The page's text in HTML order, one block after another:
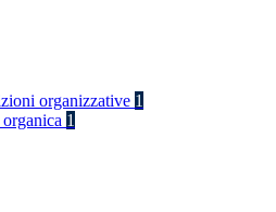
organizzative 1
1